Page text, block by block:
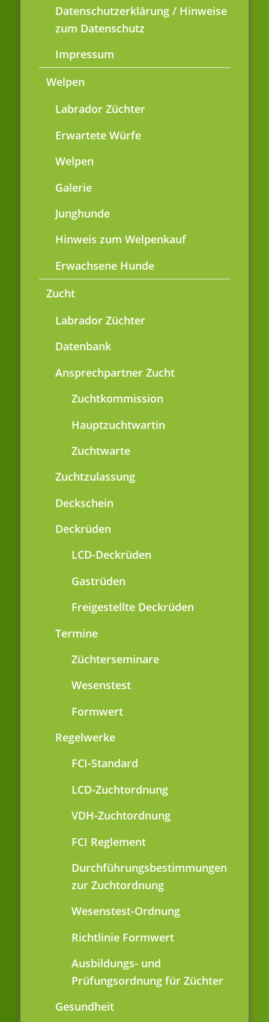
Datenschutzerklärung / Hinweise
zum Datenschutz
Impressum
Welpen
Labrador Züchter
Erwartete Würfe
Welpen
Galerie
Junghunde
Hinweis zum Welpenkauf
Erwachsene Hunde
Zucht
Labrador Züchter
Datenbank
Ansprechpartner Zucht
Zuchtkommission
Hauptzuchtwartin
Zuchtwarte
Zuchtzulassung
Deckschein
Deckrüden
LCD-Deckrüden
Gastrüden
Freigestellte Deckrüden
Termine
Züchterseminare
Wesenstest
Formwert
Regelwerke
FCI-Standard
LCD-Zuchtordnung
VDH-Zuchtordnung
FCI Reglement
Durchführungsbestimmungen
zur Zuchtordnung
Wesenstest-Ordnung
Richtlinie Formwert
Ausbildungs- und
Prüfungsordnung für Züchter
Gesundheit